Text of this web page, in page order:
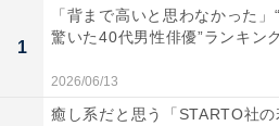
1
「背まで高いと思わなかった」
驚いた40代男性俳優”ランキン
2026/06/13
癒し系だと思う「STARTO社の